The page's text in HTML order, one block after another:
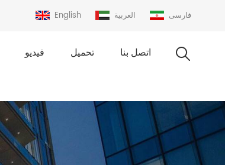
English العربية فارسی
فيديو تحميل اتصل بنا